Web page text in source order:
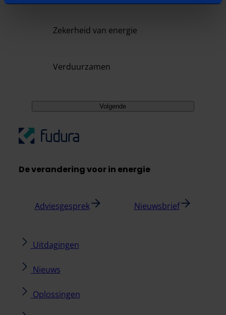
Zekerheid van energie
Verduurzamen
Volgende
De verandering voor in energie
Adviesgesprek Nieuwsbrief
Uitdagingen
Nieuws
Oplossingen